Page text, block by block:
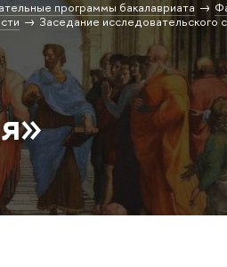
программы бакалавриата
Заседание исследовательского